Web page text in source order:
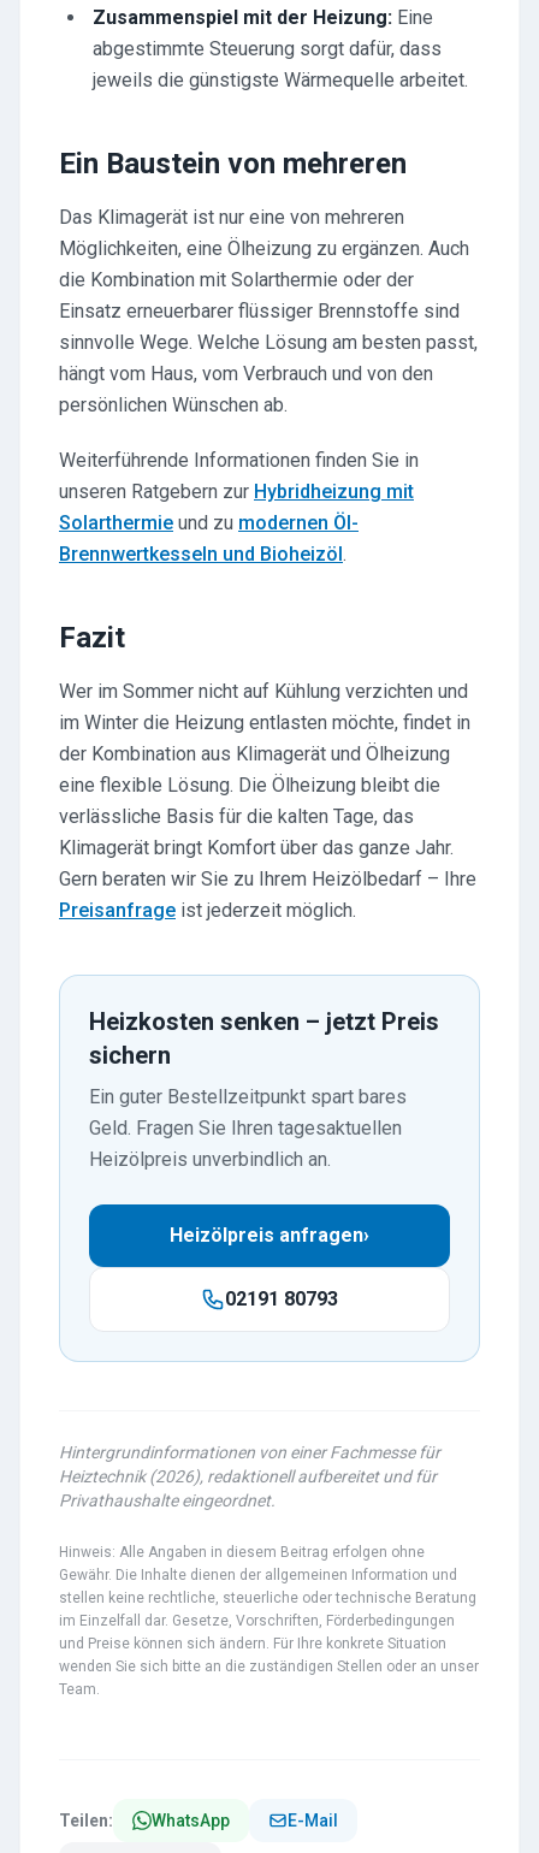
Zusammenspiel mit der Heizung: Eine
abgestimmte Steuerung sorgt dafür, dass
jeweils die günstigste Wärmequelle arbeitet.
Ein Baustein von mehreren
Das Klimagerät ist nur eine von mehreren
Möglichkeiten, eine Ölheizung zu ergänzen. Auch
die Kombination mit Solarthermie oder der
Einsatz erneuerbarer flüssiger Brennstoffe sind
sinnvolle Wege. Welche Lösung am besten passt,
hängt vom Haus, vom Verbrauch und von den
persönlichen Wünschen ab.
Weiterführende Informationen finden Sie in
unseren Ratgebern zur Hybridheizung mit
Solarthermie und zu modernen Öl-
Brennwertkesseln und Bioheizöl.
Fazit
Wer im Sommer nicht auf Kühlung verzichten und
im Winter die Heizung entlasten möchte, findet in
der Kombination aus Klimagerät und Ölheizung
eine flexible Lösung. Die Ölheizung bleibt die
verlässliche Basis für die kalten Tage, das
Klimagerät bringt Komfort über das ganze Jahr.
Gern beraten wir Sie zu Ihrem Heizölbedarf – Ihre
Preisanfrage ist jederzeit möglich.
Heizkosten senken – jetzt Preis
sichern
Ein guter Bestellzeitpunkt spart bares
Geld. Fragen Sie Ihren tagesaktuellen
Heizölpreis unverbindlich an.
Heizölpreis anfragen›
02191 80793
Hintergrundinformationen von einer Fachmesse für
Heiztechnik (2026), redaktionell aufbereitet und für
Privathaushalte eingeordnet.
Hinweis: Alle Angaben in diesem Beitrag erfolgen ohne
Gewähr. Die Inhalte dienen der allgemeinen Information und
stellen keine rechtliche, steuerliche oder technische Beratung
im Einzelfall dar. Gesetze, Vorschriften, Förderbedingungen
und Preise können sich ändern. Für Ihre konkrete Situation
wenden Sie sich bitte an die zuständigen Stellen oder an unser
Team.
Teilen: WhatsApp E-Mail